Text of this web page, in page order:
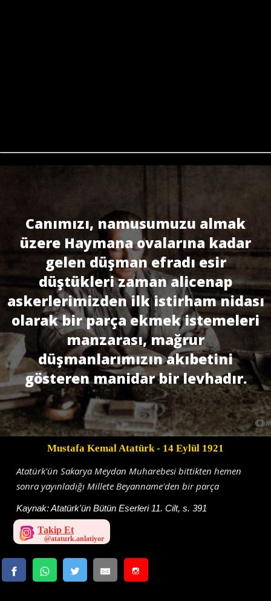
Canımızı, namusumuzu almak
üzere Haymana ovalarına kadar
gelen düşman efradı esir
düştükleri zaman alicenap
askerlerimizden ilk istirham nidası
olarak bir par­ça ekmek istemeleri
manzarası, mağrur
düşmanlarımızın akıbetini
gösteren manidar bir levhadır.
Mustafa Kemal Atatürk - 14 Eylül 1921
Atatürk'ün Sakarya Meydan Muharebesi bittikten hemen
sonra yayınladığı Millete Beyanname'den bir parça
Kaynak:Atatürk'ün Bütün Eserleri 11. Cilt, s. 391
Takip Et